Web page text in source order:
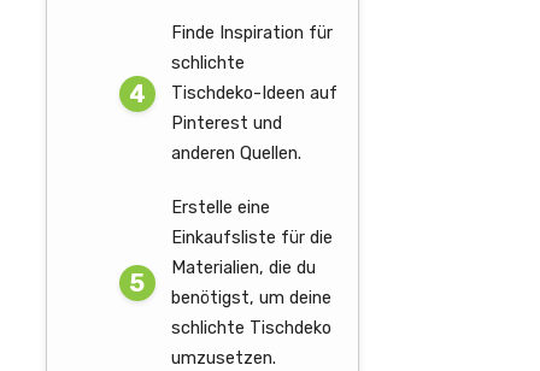
Finde Inspiration für
schlichte
Tischdeko-Ideen auf
Pinterest und
anderen Quellen.
Erstelle eine
Einkaufsliste für die
Materialien, die du
benötigst, um deine
schlichte Tischdeko
umzusetzen.